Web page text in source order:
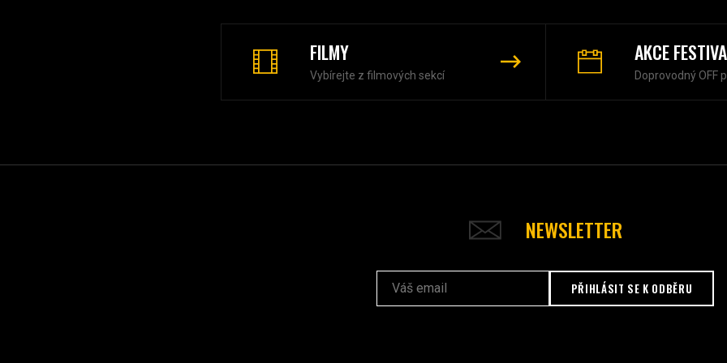
FILMY
Vybírejte z filmových sekcí
AKCE
Doprovodný OFF
NEWSLETTER
PŘIHLÁSIT SE K ODBĚRU